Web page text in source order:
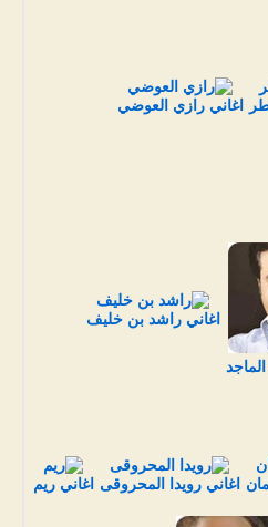
اغاني رازي العوضي
اغاني راشد بن خليف
اغاني رويدا المحروقى اغاني ريم